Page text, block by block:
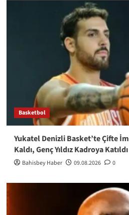
Basketbol
Yukatel Denizli Basket’te Çifte
Kaldı, Genç Yıldız Kadroya Katıldı
Bahisbey Haber 09.08.2026 0